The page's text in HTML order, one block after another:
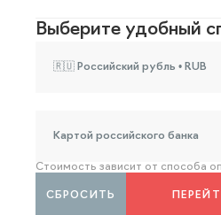
Выберите удобный
🇷🇺 Российский рубль • RUB
Картой российского банка
Стоимость зависит от способа
СБРОСИТЬ